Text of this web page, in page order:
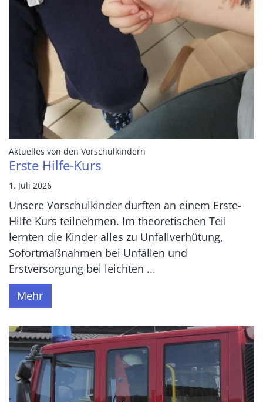
Aktuelles von den Vorschulkindern
Erste Hilfe-Kurs
1. Juli 2026
Unsere Vorschulkinder durften an einem Erste-
Hilfe Kurs teilnehmen. Im theoretischen Teil
lernten die Kinder alles zu Unfallverhütung,
Sofortmaßnahmen bei Unfällen und
Erstversorgung bei leichten ...
Mehr